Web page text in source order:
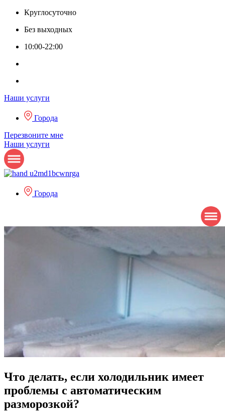
Круглосуточно
Без выходных
10:00-22:00
Наши услуги
Города
Перезвоните мне
Наши услуги
Города
Что делать, если холодильник имеет
проблемы с автоматическим
разморозкой?